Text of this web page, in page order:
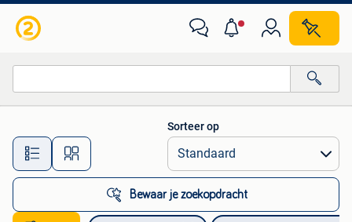
Alle afstanden…
Sorteer op
Bewaar je zoekopdracht